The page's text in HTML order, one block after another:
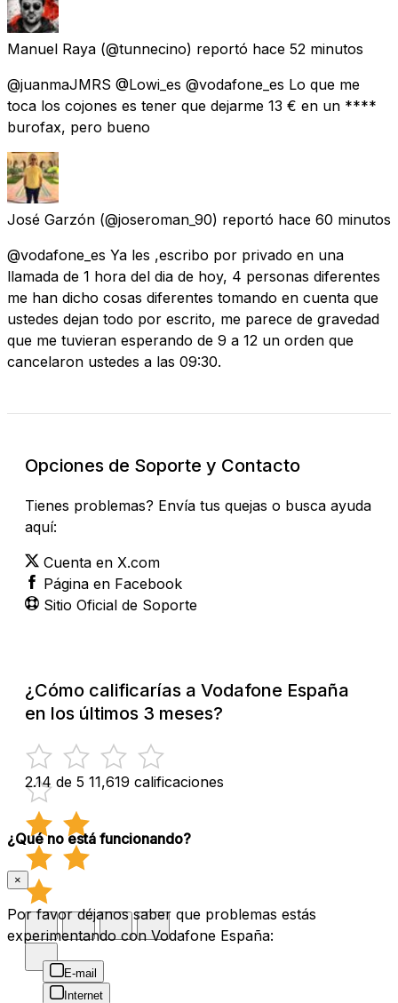
Manuel Raya (@tunnecino) reportó hace 52 minutos
@juanmaJMRS @Lowi_es @vodafone_es Lo que me
toca los cojones es tener que dejarme 13 € en un ****
burofax, pero bueno
José Garzón (@joseroman_90) reportó hace 60 minutos
@vodafone_es Ya les ,escribo por privado en una
llamada de 1 hora del dia de hoy, 4 personas diferentes
me han dicho cosas diferentes tomando en cuenta que
ustedes dejan todo por escrito, me parece de gravedad
que me tuvieran esperando de 9 a 12 un orden que
cancelaron ustedes a las 09:30.
Opciones de Soporte y Contacto
Tienes problemas? Envía tus quejas o busca ayuda
aquí:
Cuenta en X.com
Página en Facebook
Sitio Oficial de Soporte
¿Cómo calificarías a Vodafone España
en los últimos 3 meses?
2.14 de 5 11,619 calificaciones
¿Qué no está funcionando?
×
Por favor déjanos saber que problemas estás
experimentando con Vodafone España:
E-mail
Internet